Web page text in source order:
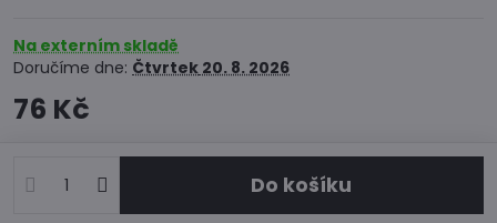
Na externím skladě
Doručíme dne: Čtvrtek 20. 8. 2026
76 Kč
Do košíku